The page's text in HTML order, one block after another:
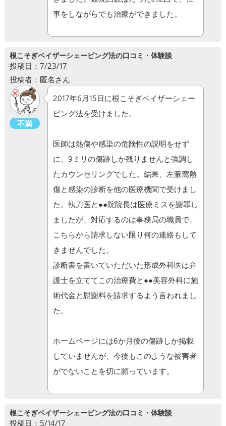
事をしながらでも治療ができました。
根こそぎベイザーシェービング法の口コミ・体験談
投稿日：7/23/17
投稿者：匿名さん
不満
2017年6月15日に根こそぎベイザーシェー
ビング法を受けました。
医師は熱傷や感染の危険性の説明をせず
に、9ミリの傷跡しか残りませんと強調し
たカウンセリングでした。結果、左腋窩熱
傷と感染の診断を他の医療機関で受けまし
た。執刀医と●●院院長は医療ミスを謝罪し
ましたが、対応するのは事務局の職員で、
こちらから請求しない限り何の連絡もして
きませんでした。
診断書を書いていただいた形成外科医は弁
護士を立ててこの治療費と●●美容外科に施
術代金と慰謝料を請求するよう言われまし
た。
ホームページには6か月後の傷跡しか掲載
していませんが、今後もこのような被害者
がでないことを切に願っています。
根こそぎベイザーシェービング法の口コミ・体験談
投稿日：5/14/17